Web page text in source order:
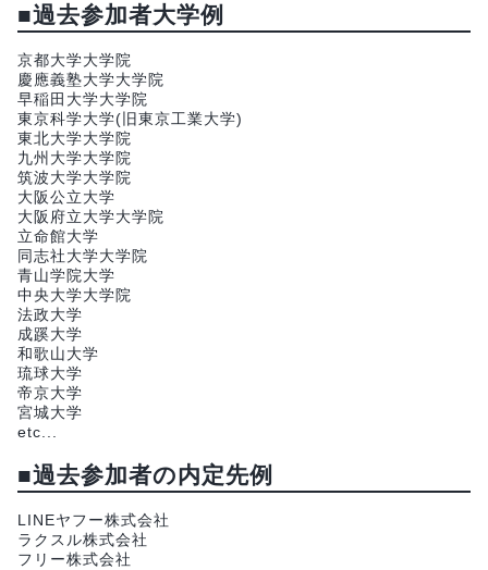
■過去参加者大学例
京都大学大学院
慶應義塾大学大学院
早稲田大学大学院
東京科学大学(旧東京工業大学)
東北大学大学院
九州大学大学院
筑波大学大学院
大阪公立大学
大阪府立大学大学院
立命館大学
同志社大学大学院
青山学院大学
中央大学大学院
法政大学
成蹊大学
和歌山大学
琉球大学
帝京大学
宮城大学
etc...
■過去参加者の内定先例
LINEヤフー株式会社
ラクスル株式会社
フリー株式会社